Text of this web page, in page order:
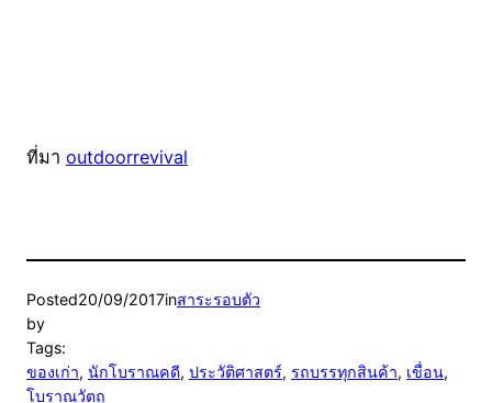
ที่มา outdoorrevival
Posted20/09/2017inสาระรอบตัว
by
Tags:
ของเก่า, นักโบราณคดี, ประวัติศาสตร์, รถบรรทุกสินค้า, เขื่อน
โบราณวัตถุ